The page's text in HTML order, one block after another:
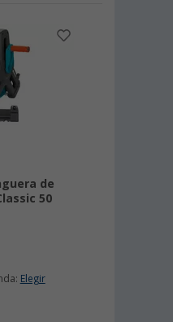
de
50
Elegir